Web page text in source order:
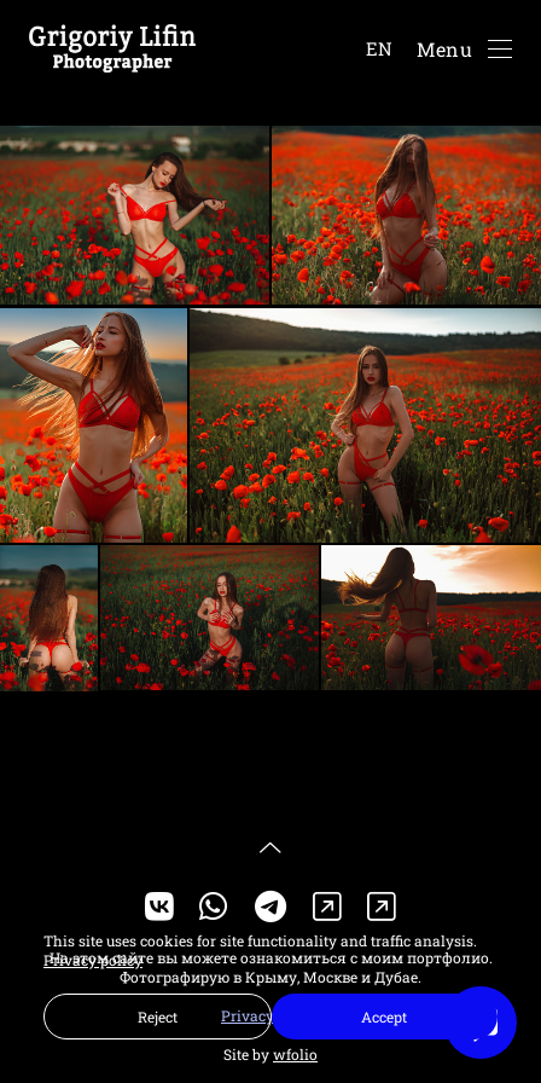
EN Menu
На этом сайте вы можете ознакомиться с моим портфолио.
Фотографирую в Крыму, Москве и Дубае.
Privacy policy
Site bywfolio
This site uses cookies for site functionality and traffic analysis.
Privacy policy
Reject Accept